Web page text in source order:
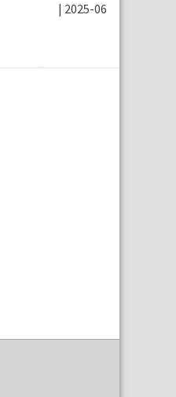
| 2025-06